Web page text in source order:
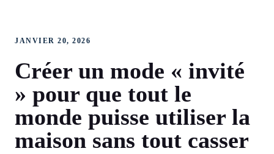
JANVIER 20, 2026
Créer un mode « invité
» pour que tout le
monde puisse utiliser la
maison sans tout casser